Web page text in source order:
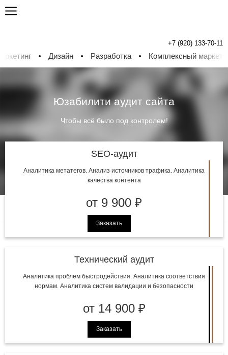
Юзабилити аудит сайта
Чтобы всё было под контролем!
SEO-аудит
Аналитика метатегов. Анализ источников трафика. Аналитика
качества контента
от 9 900 ₽
Заказать
Технический аудит
Аналитика проблем быстродействия. Аналитика соответствия
нормам. Аналитика систем валидации и безопасности
от 14 900 ₽
Заказать
+7 (920) 133-70-11
Дизайн Разработка Комплексный маркетинг